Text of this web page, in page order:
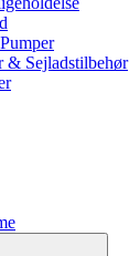
& Sejladstilbehør